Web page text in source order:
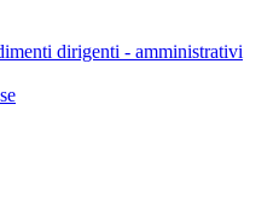
dirigenti - amministrativi